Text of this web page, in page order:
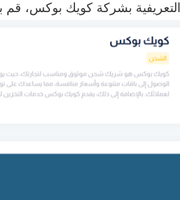
بشركة كويك بوكس،